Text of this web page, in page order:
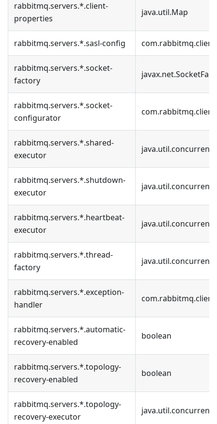
rabbitmq.servers.*.client-
properties
java.util.Map
rabbitmq.servers.*.sasl-config
rabbitmq.servers.*.socket-
factory
rabbitmq.servers.*.socket-
configurator
rabbitmq.servers.*.shared-
executor
rabbitmq.servers.*.shutdown-
executor
rabbitmq.servers.*.heartbeat-
executor
rabbitmq.servers.*.thread-
factory
rabbitmq.servers.*.exception-
handler
rabbitmq.servers.*.automatic-
recovery-enabled
boolean
rabbitmq.servers.*.topology-
recovery-enabled
boolean
rabbitmq.servers.*.topology-
recovery-executor